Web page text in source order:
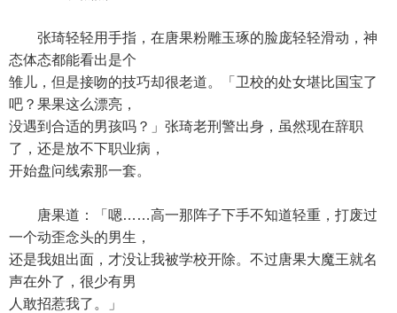
张琦轻轻用手指，在唐果粉雕玉琢的脸庞轻轻滑动，神
态体态都能看出是个
雏儿，但是接吻的技巧却很老道。「卫校的处女堪比国宝了
吧？果果这么漂亮，
没遇到合适的男孩吗？」张琦老刑警出身，虽然现在辞职
了，还是放不下职业病，
开始盘问线索那一套。
唐果道：「嗯……高一那阵子下手不知道轻重，打废过
一个动歪念头的男生，
还是我姐出面，才没让我被学校开除。不过唐果大魔王就名
声在外了，很少有男
人敢招惹我了。」